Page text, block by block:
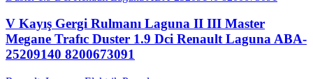
V Kayış Gergi Rulmanı Laguna II III Master
Megane Trafıc Duster 1.9 Dci Renault Laguna ABA-
25209140 8200673091